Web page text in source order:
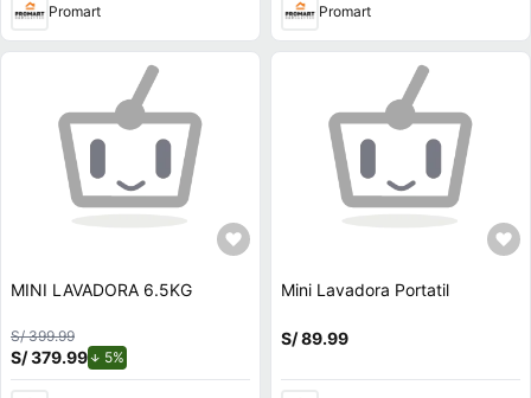
Promart Promart
MINI LAVADORA 6.5KG
S/ 399.99
S/ 379.99 5%
Mini Lavadora Portatil
S/ 89.99